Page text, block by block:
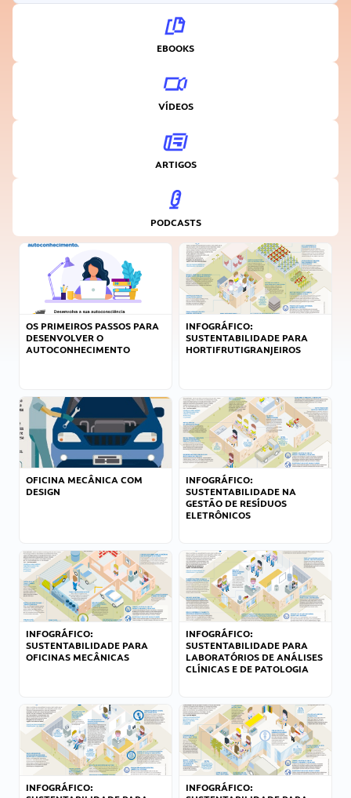
EBOOKS
VÍDEOS
ARTIGOS
PODCASTS
OS PRIMEIROS PASSOS PARA
DESENVOLVER O
AUTOCONHECIMENTO
INFOGRÁFICO:
SUSTENTABILIDADE PARA
HORTIFRUTIGRANJEIROS
OFICINA MECÂNICA COM
DESIGN
INFOGRÁFICO:
SUSTENTABILIDADE NA
GESTÃO DE RESÍDUOS
ELETRÔNICOS
INFOGRÁFICO:
SUSTENTABILIDADE PARA
OFICINAS MECÂNICAS
INFOGRÁFICO:
SUSTENTABILIDADE PARA
LABORATÓRIOS DE ANÁLISES
CLÍNICAS E DE PATOLOGIA
INFOGRÁFICO:
INFOGRÁFICO: